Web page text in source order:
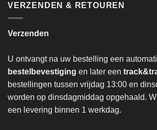
VERZENDEN & RETOUREN
Verzenden
U ontvangt na uw bestelling een
bestelbevestiging en later een
bestellingen tussen vrijdag 13:00 en
worden op dinsdagmiddag opgehaald.
een levering binnen 1 werkdag.